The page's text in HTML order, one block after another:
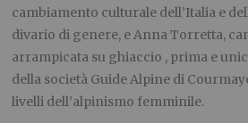
cambiamento culturale dell’Italia e
divario di genere, e Anna Torretta,
arrampicata su ghiaccio , prima e
della società Guide Alpine di
livelli dell’alpinismo femminile.